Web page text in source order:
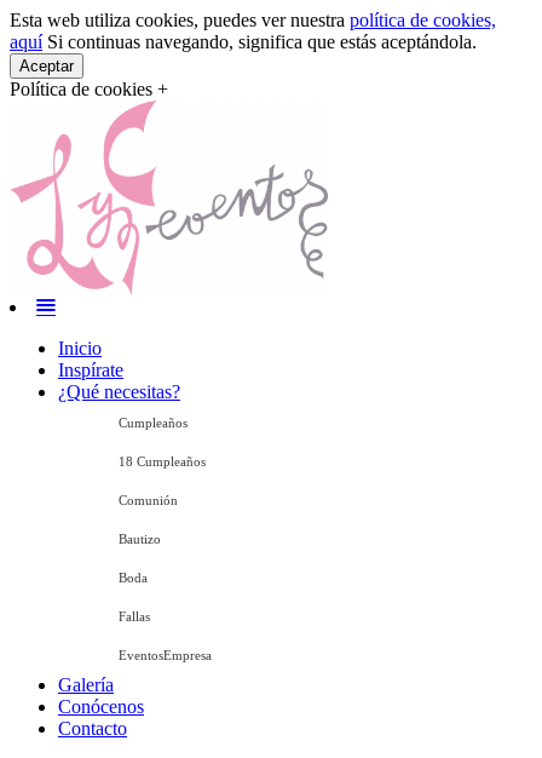
Esta web utiliza cookies, puedes ver nuestra política de cookies,
aquíSi continuas navegando, significa que estás aceptándola.
Aceptar
Política de cookies +
Inicio
Inspírate
¿Qué necesitas?
Cumpleaños
18 Cumpleaños
Comunión
Bautizo
Boda
Fallas
EventosEmpresa
Galería
Conócenos
Contacto